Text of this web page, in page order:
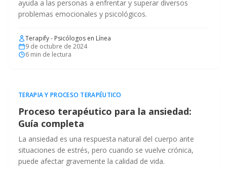
ayuda a las personas a enfrentar y superar diversos
problemas emocionales y psicológicos.
Terapify - Psicólogos en Línea
9 de octubre de 2024
6 min de lectura
TERAPIA Y PROCESO TERAPÉUTICO
Proceso terapéutico para la ansiedad:
Guía completa
La ansiedad es una respuesta natural del cuerpo ante
situaciones de estrés, pero cuando se vuelve crónica,
puede afectar gravemente la calidad de vida.